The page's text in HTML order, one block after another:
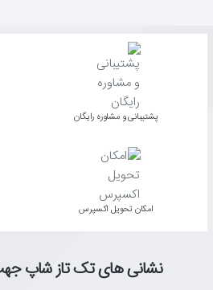
پشتیبانی و مشاوره رایگان
اﻣﮑﺎن ﺗﺤﻮﯾﻞ اﮐﺴﭙﺮس
نشانی های تک تاز شاپ